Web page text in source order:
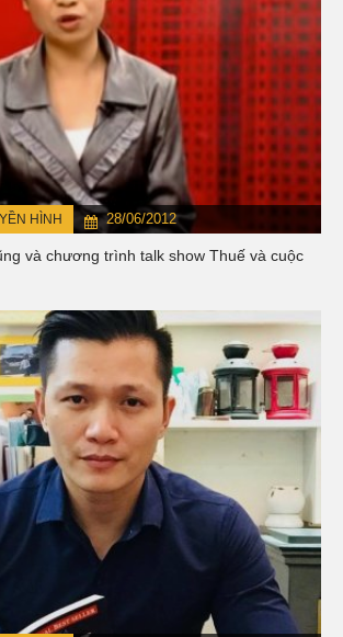
HÌNH 28/06/2012
và chương trình talk show Thuế và cuộc